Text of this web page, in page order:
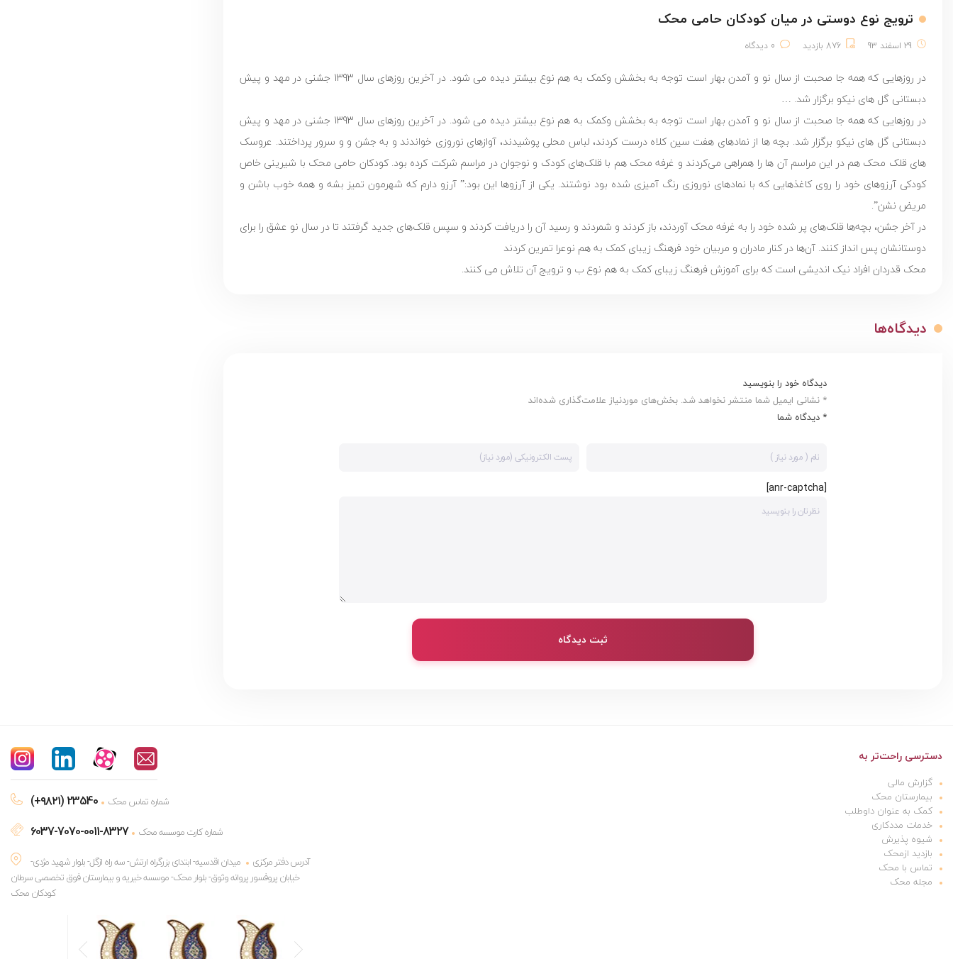
ترویج نوع دوستی در میان کودکان حامی محک
29 اسفند 93 876 بازدید 0 دیدگاه
در روزهایی که همه جا صحبت از سال نو و آمدن بهار است توجه به بخشش وکمک به هم نوع بیشتر دیده می شود. در آخرین روزهای سال 1393 جشنی در مهد و پیش
دبستانی گل های نیکو برگزار شد. …
در روزهایی که همه جا صحبت از سال نو و آمدن بهار است توجه به بخشش وکمک به هم نوع بیشتر دیده می شود. در آخرین روزهای سال 1393 جشنی در مهد و پیش
دبستانی گل های نیکو برگزار شد. بچه ها از نمادهای هفت سین کلاه درست کردند، لباس محلی پوشیدند، آوازهای نوروزی خواندند و به جشن و و سرور پرداختند. عروسک
های قلک محک هم در این مراسم آن ها را همراهی می‌کردند و غرفه محک هم با قلک‌های کودک و نوجوان در مراسم شرکت کرده بود. کودکان حامی محک با شیرینی خاص
کودکی آرزوهای خود را روی کاغذهایی که با نمادهای نوروزی رنگ آمیزی شده بود نوشتند. یکی از آرزوها این بود:” آرزو دارم که شهرمون تمیز بشه و همه خوب باشن و
مریض نشن”.
در آخر جشن، بچه‌ها قلک‌های پر شده خود را به غرفه محک آوردند، باز کردند و شمردند و رسید آن را دریافت کردند و سپس قلک‌های جدید گرفتند تا در سال نو عشق را برای
دوستانشان پس انداز کنند. آن‌ها در کنار مادران و مربیان خود فرهنگ زیبای کمک به هم نوعرا تمرین کردند
محک قدردان افراد نیک اندیشی است که برای آموزش فرهنگ زیبای کمک به هم نوع ب و ترویج آن تلاش می کنند.
دیدگاه‌ها
دیدگاه خود را بنویسید
* نشانی ایمیل شما منتشر نخواهد شد. بخش‌های موردنیاز علامت‌گذاری شده‌اند
* دیدگاه شما
[anr-captcha]
ثبت دیدگاه
دسترسی راحت‌تر به
گزارش مالی
بیمارستان محک
کمک به عنوان داوطلب
خدمات مددکاری
شیوه پذیرش
بازدید ازمحک
تماس با محک
مجله محک
(+۹۸۲۱) 23540 شماره تماس محک
6037-7070-0011-8327
شماره کارت موسسه محک
آدرس دفتر مرکزی
میدان اقدسیه- ابتدای بزرگراه ارتش- سه راه ازگل- بلوار شهید مژدی-
خیابان پروفسور پروانه وثوق- بلوار محک- موسسه خیریه و بیمارستان فوق تخصصی سرطان
کودکان محک